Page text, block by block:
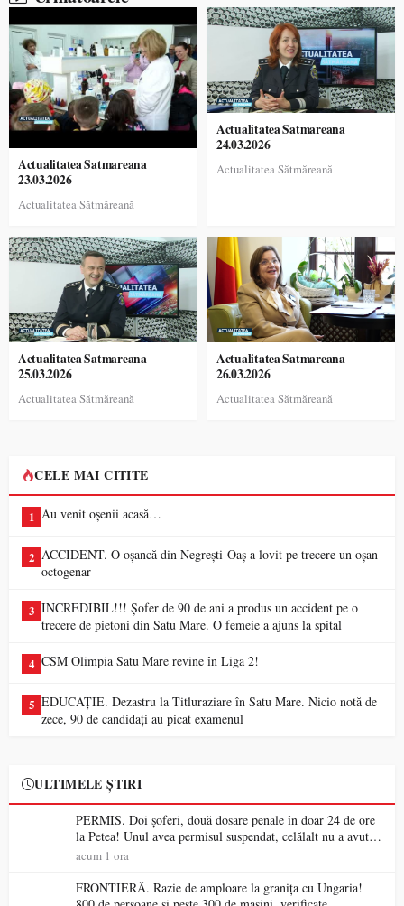
Actualitatea Satmareana
23.03.2026
Actualitatea Sătmăreană
Actualitatea Satmareana
24.03.2026
Actualitatea Sătmăreană
Actualitatea Satmareana
25.03.2026
Actualitatea Sătmăreană
Actualitatea Satmareana
26.03.2026
Actualitatea Sătmăreană
CELE MAI CITITE
1 Au venit oșenii acasă…
2 ACCIDENT. O oșancă din Negrești-Oaș a lovit pe trecere un oșan
octogenar
3 INCREDIBIL!!! Șofer de 90 de ani a produs un accident pe o
trecere de pietoni din Satu Mare. O femeie a ajuns la spital
4 CSM Olimpia Satu Mare revine în Liga 2!
5 EDUCAȚIE. Dezastru la Titluraziare în Satu Mare. Nicio notă de
zece, 90 de candidați au picat examenul
ULTIMELE ȘTIRI
PERMIS. Doi șoferi, două dosare penale în doar 24 de ore
la Petea! Unul avea permisul suspendat, celălalt nu a avut
niciodată permis
acum 1 ora
FRONTIERĂ. Razie de amploare la granița cu Ungaria!